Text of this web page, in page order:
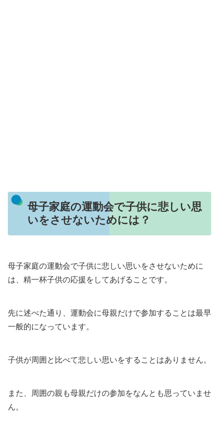
母子家庭の運動会で子供に悲しい思
いをさせないためには？
母子家庭の運動会で子供に悲しい思いをさせないために
は、精一杯子供の応援をしてあげることです。
先に述べた通り、運動会に母親だけで参加することは最早
一般的になっています。
子供が周囲と比べて悲しい思いをすることはありません。
また、周囲の親も母親だけの参加をなんとも思っていませ
ん。